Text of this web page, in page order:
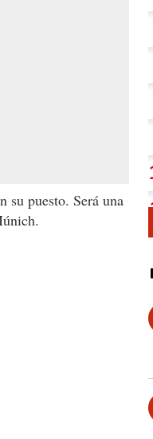
su puesto. Será una